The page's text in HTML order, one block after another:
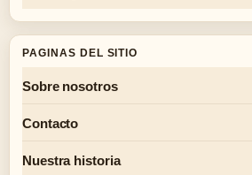
PAGINAS DEL SITIO
Sobre nosotros
Contacto
Nuestra historia